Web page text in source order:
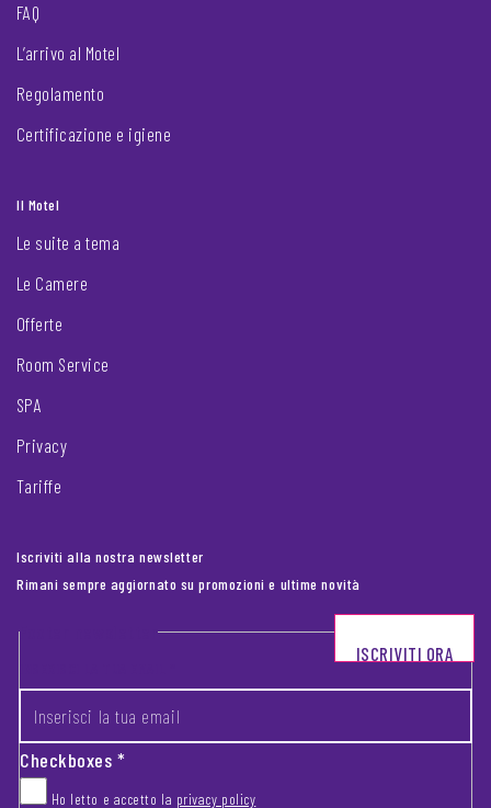
FAQ
L’arrivo al Motel
Regolamento
Certificazione e igiene
Il Motel
Le suite a tema
Le Camere
Offerte
Room Service
SPA
Privacy
Tariffe
Iscriviti alla nostra newsletter
Rimani sempre aggiornato su promozioni e ultime novità
Footer newsletter
Checkboxes*
Ho letto e accetto la privacy policy
ISCRIVITI ORA